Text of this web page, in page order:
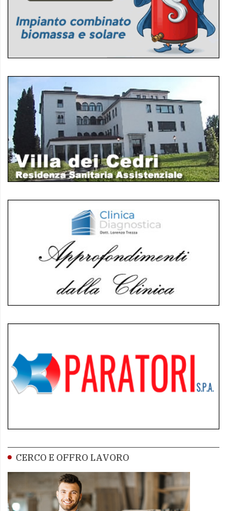
CERCO E OFFRO LAVORO